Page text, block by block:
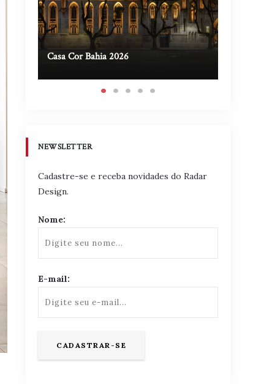
Casa Cor Bahia 2026
NEWSLETTER
Cadastre-se e receba novidades do Radar
Design.
Nome:
E-mail: